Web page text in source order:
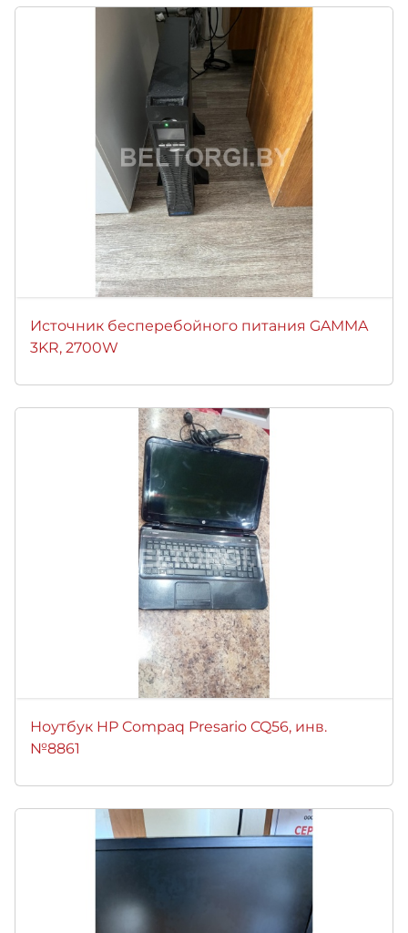
Источник бесперебойного питания GAMMA
3KR, 2700W
Ноутбук HP Compaq Presario CQ56, инв.
№8861